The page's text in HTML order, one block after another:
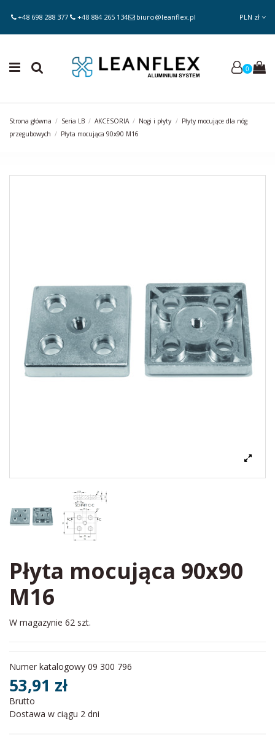
+48 698 288 377 +48 884 265 134 biuro@leanflex.pl PLN zł
0
Strona główna Seria LB AKCESORIA Nogi i płyty
Płyty mocujące dla nóg
przegubowych
Płyta mocująca 90x90 M16
Płyta mocująca 90x90
M16
W magazynie 62 szt.
Numer katalogowy 09 300 796
53,91 zł
Brutto
Dostawa w ciągu 2 dni